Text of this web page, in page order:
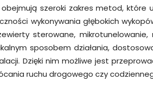
szeroki zakres metod, które
wykonywania głębokich
sterowane,
sposobem działania,
Dzięki nim możliwe jest
ruchu drogowego czy